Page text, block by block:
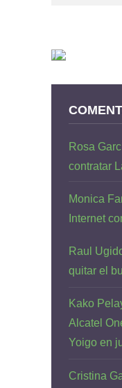
Rosa
contratar
Monica
Internet
Raul
quitar el
Kako
Alcatel
Yoigo en
Cristina